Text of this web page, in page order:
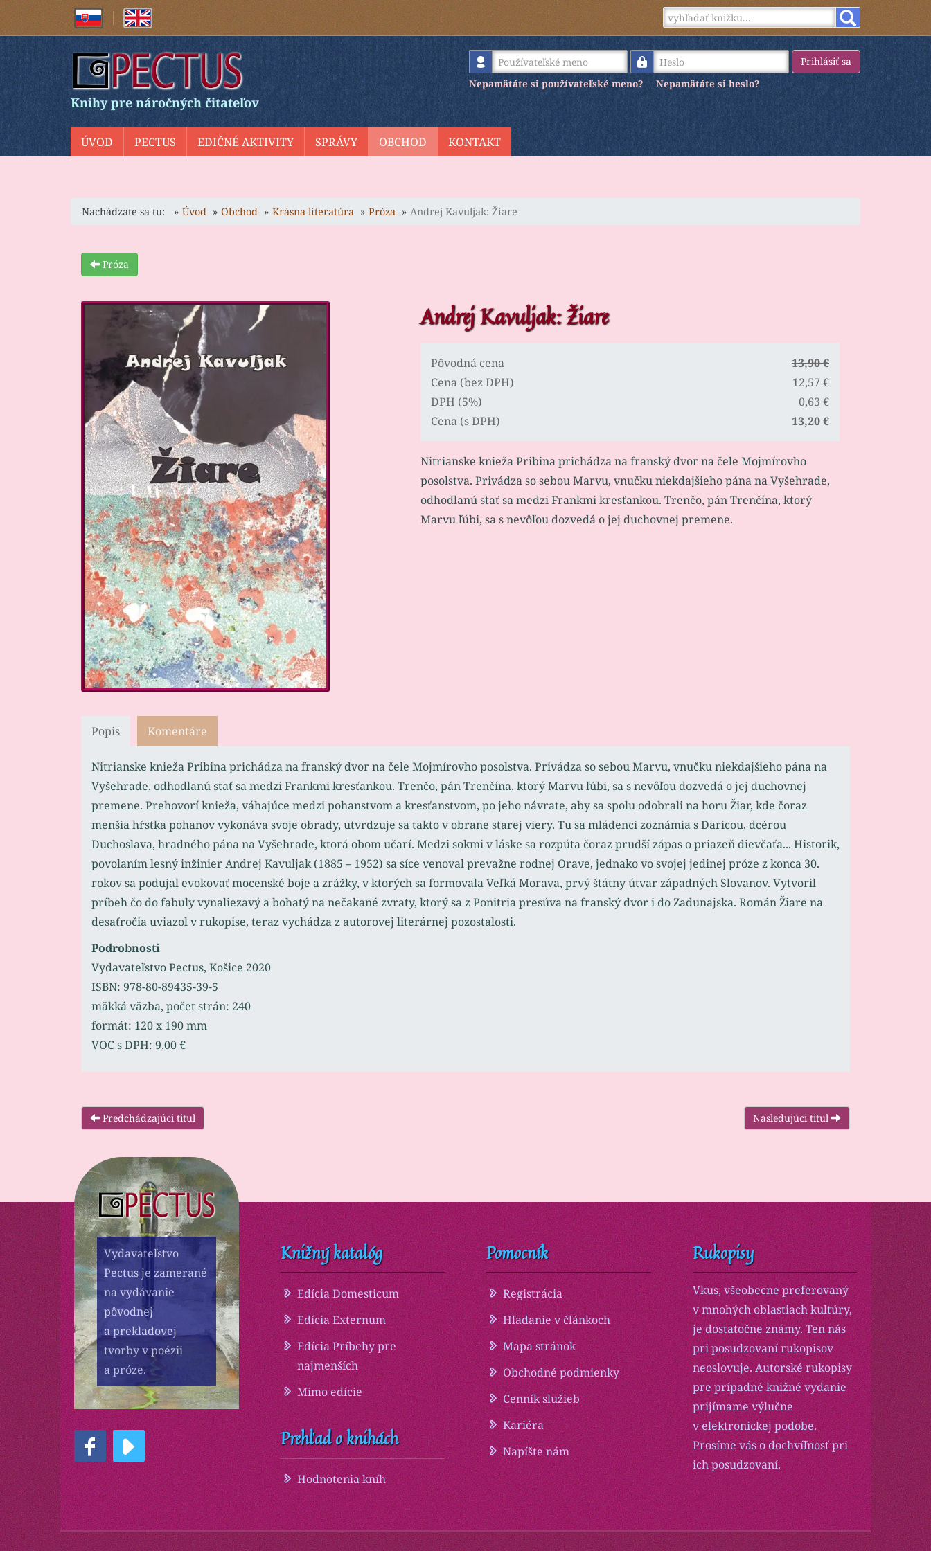
Knihy pre náročných čitateľov
Používateľské meno Heslo
Prihlásiť sa
Nepamätáte si používateľské meno?
Nepamätáte si heslo?
ÚVOD PECTUS EDIČNÉ AKTIVITY SPRÁVY OBCHOD KONTAKT
Nachádzate sa tu: Úvod Obchod Krásna literatúra Próza Andrej Kavuljak: Žiare
Próza
Andrej Kavuljak: Žiare
Pôvodná cena
13,90 €
Cena (bez DPH)
12,57 €
DPH (5%)
0,63 €
Cena (s DPH)
13,20 €
Nitrianske knieža Pribina prichádza na franský dvor na čele Mojmírovho
posolstva. Privádza so sebou Marvu, vnučku niekdajšieho pána na Vyšehrade,
odhodlanú stať sa medzi Frankmi kresťankou. Trenčo, pán Trenčína, ktorý
Marvu ľúbi, sa s nevôľou dozvedá o jej duchovnej premene.
Popis Komentáre
Nitrianske knieža Pribina prichádza na franský dvor na čele Mojmírovho posolstva. Privádza so sebou Marvu, vnučku niekdajšieho pána na
Vyšehrade, odhodlanú stať sa medzi Frankmi kresťankou. Trenčo, pán Trenčína, ktorý Marvu ľúbi, sa s nevôľou dozvedá o jej duchovnej
premene. Prehovorí knieža, váhajúce medzi pohanstvom a kresťanstvom, po jeho návrate, aby sa spolu odobrali na horu Žiar, kde čoraz
menšia hŕstka pohanov vykonáva svoje obrady, utvrdzuje sa takto v obrane starej viery. Tu sa mládenci zoznámia s Daricou, dcérou
Duchoslava, hradného pána na Vyšehrade, ktorá obom učarí. Medzi sokmi v láske sa rozpúta čoraz prudší zápas o priazeň dievčaťa... Historik,
povolaním lesný inžinier Andrej Kavuljak (1885 – 1952) sa síce venoval prevažne rodnej Orave, jednako vo svojej jedinej próze z konca 30.
rokov sa podujal evokovať mocenské boje a zrážky, v ktorých sa formovala Veľká Morava, prvý štátny útvar západných Slovanov. Vytvoril
príbeh čo do fabuly vynaliezavý a bohatý na nečakané zvraty, ktorý sa z Ponitria presúva na franský dvor i do Zadunajska. Román Žiare na
desaťročia uviazol v rukopise, teraz vychádza z autorovej literárnej pozostalosti.
Podrobnosti
Vydavateľstvo Pectus, Košice 2020
ISBN: 978-80-89435-39-5
mäkká väzba, počet strán: 240
formát: 120 x 190 mm
VOC s DPH: 9,00 €
Predchádzajúci titul Nasledujúci titul
Vydavateľstvo
Pectus je zamerané
na vydávanie
pôvodnej
a prekladovej
tvorby v poézii
a próze.
Knižný katalóg
Edícia Domesticum
Edícia Externum
Edícia Príbehy pre
najmenších
Mimo edície
Prehľad o knihách
Hodnotenia kníh
Pomocník
Registrácia
Hľadanie v článkoch
Mapa stránok
Obchodné podmienky
Cenník služieb
Kariéra
Napíšte nám
Rukopisy
Vkus, všeobecne preferovaný
v mnohých oblastiach kultúry,
je dostatočne známy. Ten nás
pri posudzovaní rukopisov
neoslovuje. Autorské rukopisy
pre prípadné knižné vydanie
prijímame výlučne
v elektronickej podobe.
Prosíme vás o dochvíľnosť pri
ich posudzovaní.